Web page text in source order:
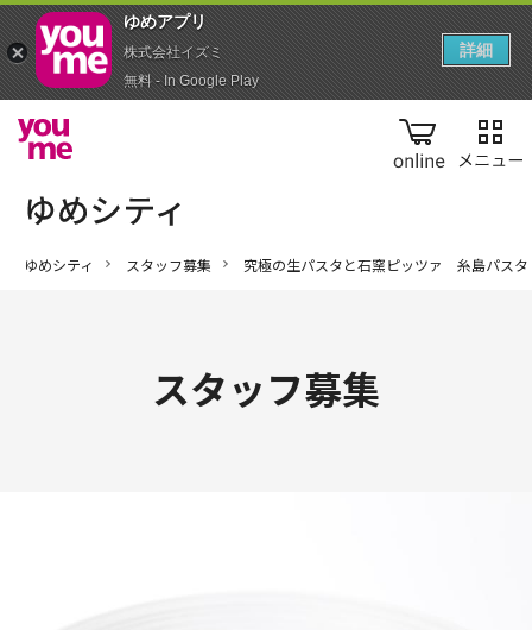
online
ゆめシティ スタッフ募集 究極の生パスタと石窯ピッツァ 糸島パスタ
スタッフ募集
ゆめアプ‪リ‬
株式会社イズミ
無料 - In Google Play
詳細